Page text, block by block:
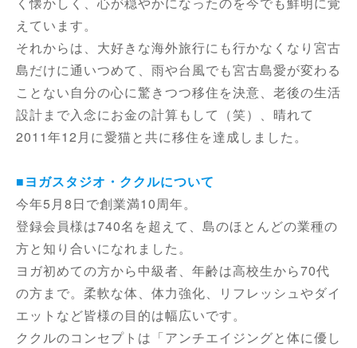
えています。
それからは、大好きな海外旅行にも行かなくなり宮古
島だけに通いつめて、雨や台風でも宮古島愛が変わる
ことない自分の心に驚きつつ移住を決意、老後の生活
設計まで入念にお金の計算もして（笑）、晴れて
2011年12月に愛猫と共に移住を達成しました。
■ヨガスタジオ・ククルについて
今年5月8日で創業満10周年。
登録会員様は740名を超えて、島のほとんどの業種の
方と知り合いになれました。
ヨガ初めての方から中級者、年齢は高校生から70代
の方まで。柔軟な体、体力強化、リフレッシュやダイ
エットなど皆様の目的は幅広いです。
ククルのコンセプトは「アンチエイジングと体に優し